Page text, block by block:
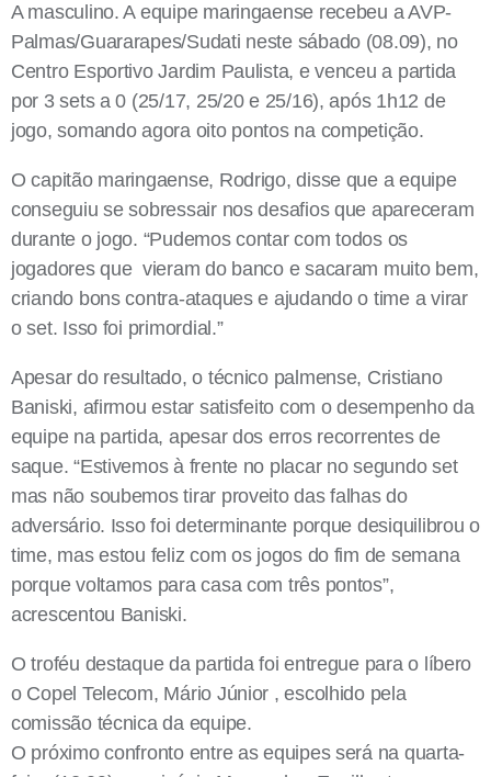
A masculino. A equipe maringaense recebeu a AVP-
Palmas/Guararapes/Sudati neste sábado (08.09), no
Centro Esportivo Jardim Paulista, e venceu a partida
por 3 sets a 0 (25/17, 25/20 e 25/16), após 1h12 de
jogo, somando agora oito pontos na competição.
O capitão maringaense, Rodrigo, disse que a equipe
conseguiu se sobressair nos desafios que apareceram
durante o jogo. “Pudemos contar com todos os
jogadores que vieram do banco e sacaram muito bem,
criando bons contra-ataques e ajudando o time a virar
o set. Isso foi primordial.”
Apesar do resultado, o técnico palmense, Cristiano
Baniski, afirmou estar satisfeito com o desempenho da
equipe na partida, apesar dos erros recorrentes de
saque. “Estivemos à frente no placar no segundo set
mas não soubemos tirar proveito das falhas do
adversário. Isso foi determinante porque desiquilibrou o
time, mas estou feliz com os jogos do fim de semana
porque voltamos para casa com três pontos”,
acrescentou Baniski.
O troféu destaque da partida foi entregue para o líbero
o Copel Telecom, Mário Júnior , escolhido pela
comissão técnica da equipe.
O próximo confronto entre as equipes será na quarta-